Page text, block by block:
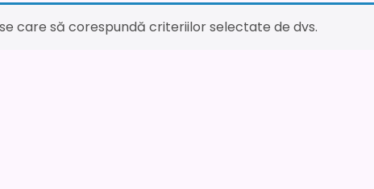
care să corespundă criteriilor selectate de dvs.